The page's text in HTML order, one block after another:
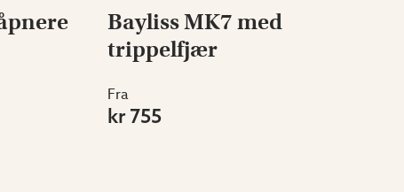
Bayliss MK7 med
trippelfjær
Fra
kr 755